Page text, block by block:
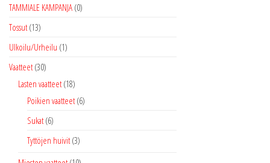
TAMMIALE KAMPANJA (0)
Tossut (13)
Ulkoilu/Urheilu (1)
Vaatteet (30)
Lasten vaatteet (18)
Poikien vaatteet (6)
Sukat (6)
Tyttöjen huivit (3)